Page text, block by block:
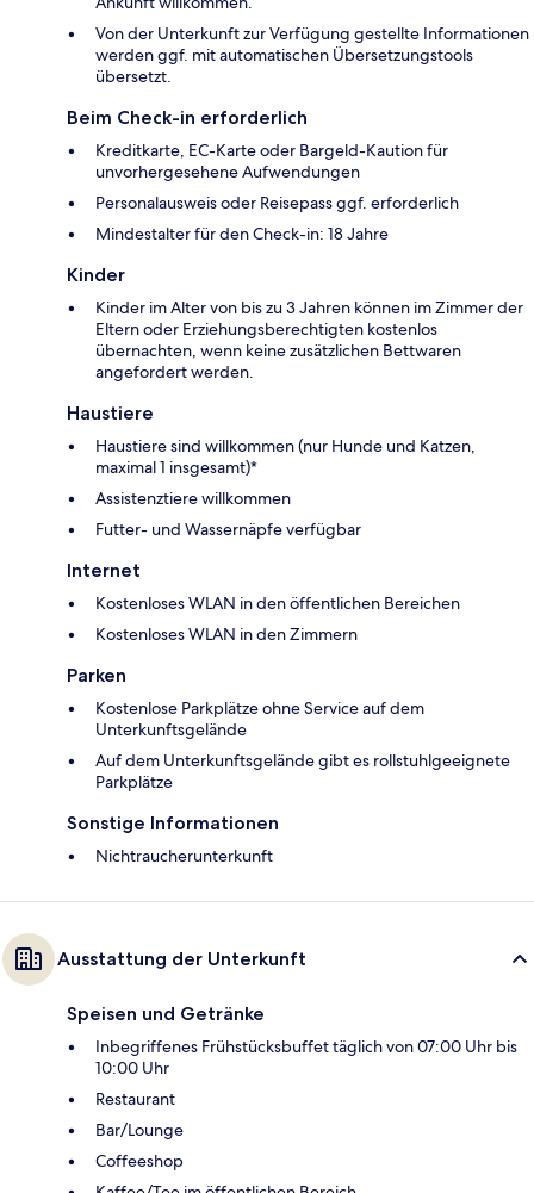
Von der Unterkunft zur Verfügung gestellte Informationen
werden ggf. mit automatischen Übersetzungstools
übersetzt.
Beim Check-in erforderlich
Kreditkarte, EC-Karte oder Bargeld-Kaution für
unvorhergesehene Aufwendungen
Personalausweis oder Reisepass ggf. erforderlich
Mindestalter für den Check-in: 18 Jahre
Kinder
Kinder im Alter von bis zu 3 Jahren können im Zimmer der
Eltern oder Erziehungsberechtigten kostenlos
übernachten, wenn keine zusätzlichen Bettwaren
angefordert werden.
Haustiere
Haustiere sind willkommen (nur Hunde und Katzen,
maximal 1 insgesamt)*
Assistenztiere willkommen
Futter- und Wassernäpfe verfügbar
Internet
Kostenloses WLAN in den öffentlichen Bereichen
Kostenloses WLAN in den Zimmern
Parken
Kostenlose Parkplätze ohne Service auf dem
Unterkunftsgelände
Auf dem Unterkunftsgelände gibt es rollstuhlgeeignete
Parkplätze
Sonstige Informationen
Nichtraucherunterkunft
Ausstattung der Unterkunft
Speisen und Getränke
Inbegriffenes Frühstücksbuffet täglich von 07:00 Uhr bis
10:00 Uhr
Restaurant
Bar/Lounge
Coffeeshop